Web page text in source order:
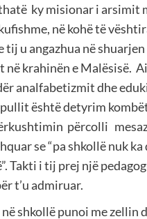
ky misionar i arsimit
në kohë të
tij u angazhua në shuarjen
krahinën e Malësisë.
analfabetizmit dhe
është detyrim
përcolli
se “pa shkollë nuk
Takti i tij prej një
t’u admiruar.
shkollë punoi me zellin